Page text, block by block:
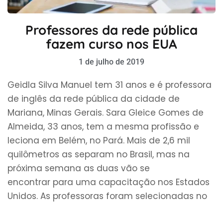
Professores da rede pública
fazem curso nos EUA
1 de julho de 2019
Geidla Silva Manuel tem 31 anos e é professora
de inglês da rede pública da cidade de
Mariana, Minas Gerais. Sara Gleice Gomes de
Almeida, 33 anos, tem a mesma profissão e
leciona em Belém, no Pará. Mais de 2,6 mil
quilômetros as separam no Brasil, mas na
próxima semana as duas vão se
encontrar para uma capacitação nos Estados
Unidos. As professoras foram selecionadas no